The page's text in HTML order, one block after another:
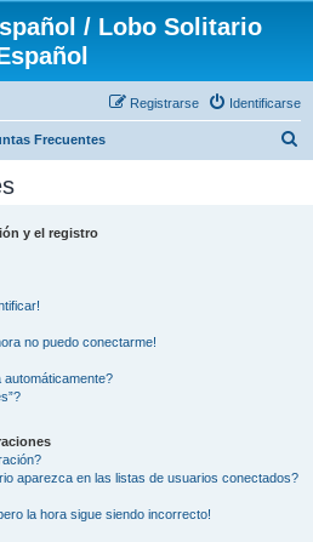
/ Lobo Solitario
Identificarse
Registrarse
Frecuentes
y el registro
no puedo conectarme!
aparezca en las listas de usuarios conectados?
la hora sigue siendo incorrecto!